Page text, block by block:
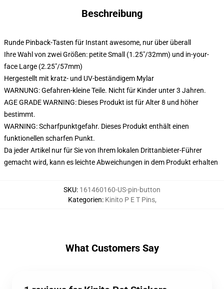
Beschreibung
Runde Pinback-Tasten für Instant awesome, nur über überall
Ihre Wahl von zwei Größen: petite Small (1.25"/32mm) und in-your-
face Large (2.25"/57mm)
Hergestellt mit kratz- und UV-beständigem Mylar
WARNUNG: Gefahren-kleine Teile. Nicht für Kinder unter 3 Jahren.
AGE GRADE WARNING: Dieses Produkt ist für Alter 8 und höher
bestimmt.
WARNING: Scharfpunktgefahr. Dieses Produkt enthält einen
funktionellen scharfen Punkt.
Da jeder Artikel nur für Sie von Ihrem lokalen Drittanbieter-Führer
gemacht wird, kann es leichte Abweichungen in dem Produkt erhalten
SKU: 161460160-US-pin-button
Kategorien: Kinito P E T Pins,
What Customers Say